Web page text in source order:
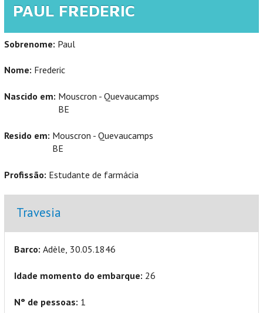
PAUL FREDERIC
Sobrenome: Paul
Nome: Frederic
Nascido em: Mouscron - Quevaucamps
BE
Resido em: Mouscron - Quevaucamps
BE
Profissão: Estudante de farmácia
Masquer
Travesia
Barco: Adèle, 30.05.1846
Idade momento do embarque: 26
N° de pessoas: 1